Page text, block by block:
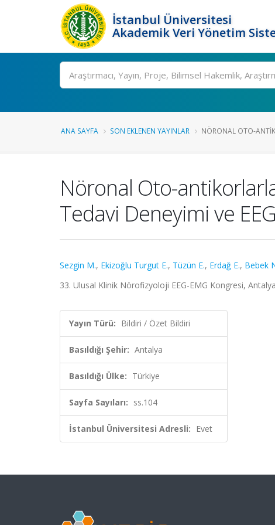
İstanbul Üniversitesi
Akademik Veri Yönetim
Ara
ANA SAYFA SON EKLENEN YAYINLAR NÖRONAL OTO-
Nöronal Oto-
Tedavi Deneyimi ve
Sezgin M., Ekizoğlu Turgut E., Tüzün E., Erdağ E., Bebek
33. Ulusal Klinik Nörofizyoloji EEG-EMG Kongresi,
Yayın Türü: Bildiri / Özet Bildiri
Basıldığı Şehir: Antalya
Basıldığı Ülke: Türkiye
Sayfa Sayıları: ss.104
İstanbul Üniversitesi Adresli: Evet